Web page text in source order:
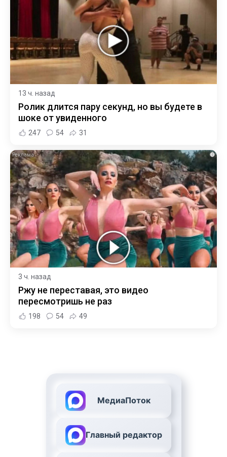
13 ч. назад
Ролик длится пару секунд, но вы будете в
шоке от увиденного
247 54 31
i
3 ч. назад
Ржу не переставая, это видео
пересмотришь не раз
198 54 49
МедиаПоток
Главный редактор